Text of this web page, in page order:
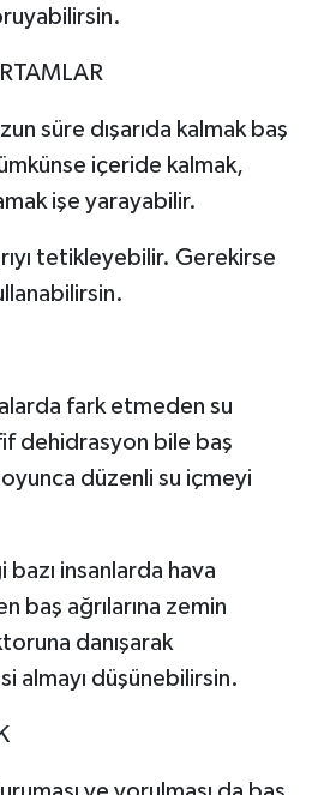
süre dışarıda kalmak baş
içeride kalmak,
işe yarayabilir.
tetikleyebilir. Gerekirse
fark etmeden su
dehidrasyon bile baş
düzenli su içmeyi
insanlarda hava
baş ağrılarına zemin
danışarak
almayı düşünebilirsin.